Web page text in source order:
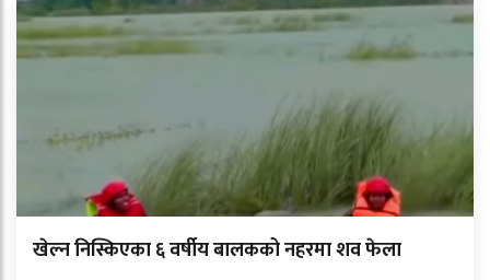
खेल्न निस्किएका ६ वर्षीय बालकको नहरमा शव फेला